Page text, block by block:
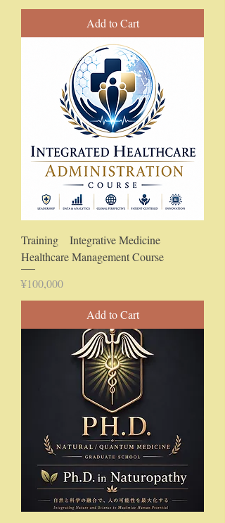
Add to Cart
Training Integrative Medicine
Healthcare Management Course
Price
¥100,000
Add to Cart